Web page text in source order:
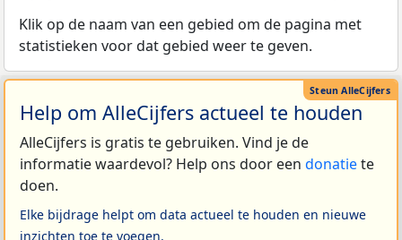
Klik op de naam van een gebied om de pagina met
statistieken voor dat gebied weer te geven.
Help om AlleCijfers actueel te houden
AlleCijfers is gratis te gebruiken. Vind je de
informatie waardevol? Help ons door een donatiete
doen.
Elke bijdrage helpt om data actueel te houden en nieuwe
inzichten toe te voegen.